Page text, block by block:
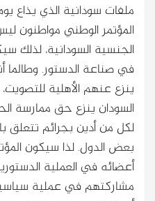
ملفات سودانية الذي يذاع
المؤتمر الوطني مواطنون
الجنسية السودانية، لذلك
في صناعة الدستور. وطالما
ينزع عنهم الأهلية
السودان ينزع حق ممارسة
لكل من أدين بجرائم تتعلق
بعض الدول. لذا سيكون
أعضائه في العملية
مشاركتهم في عملية